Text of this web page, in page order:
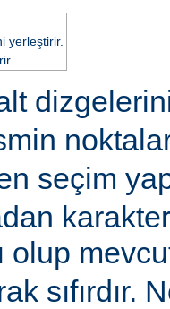
yerleştirir.
seçim
olup
sıfırdır.